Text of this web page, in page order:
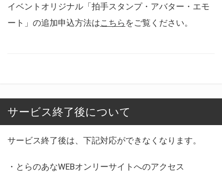
イベントオリジナル「拍手スタンプ・アバター・エモ
ート」の追加申込方法はこちら をご覧ください。
サービス終了後について
サービス終了後は、下記対応ができなくなります。
・とらのあなWEBオンリーサイトへのアクセス